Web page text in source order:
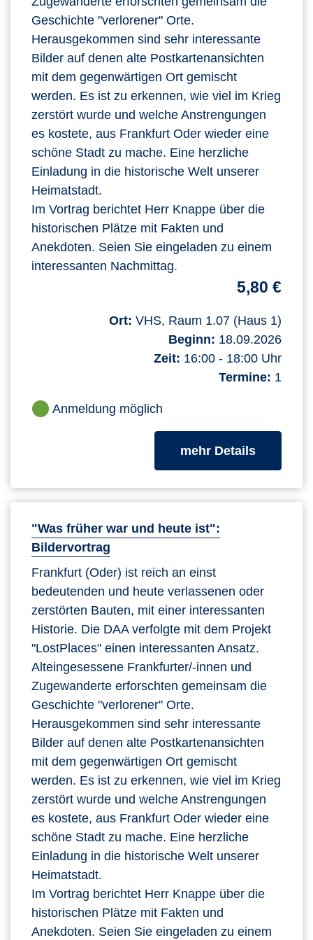
Geschichte "verlorener" Orte.
Herausgekommen sind sehr interessante
Bilder auf denen alte Postkartenansichten
mit dem gegenwärtigen Ort gemischt
werden. Es ist zu erkennen, wie viel im Krieg
zerstört wurde und welche Anstrengungen
es kostete, aus Frankfurt Oder wieder eine
schöne Stadt zu mache. Eine herzliche
Einladung in die historische Welt unserer
Heimatstadt.
Im Vortrag berichtet Herr Knappe über die
historischen Plätze mit Fakten und
Anekdoten. Seien Sie eingeladen zu einem
interessanten Nachmittag.
5,80 €
Ort: VHS, Raum 1.07 (Haus 1)
Beginn: 18.09.2026
Zeit: 16:00 - 18:00 Uhr
Termine: 1
Anmeldung möglich
mehr Detailszum
"Was früher war und heute ist":
Bildervortrag
Frankfurt (Oder) ist reich an einst
bedeutenden und heute verlassenen oder
zerstörten Bauten, mit einer interessanten
Historie. Die DAA verfolgte mit dem Projekt
"LostPlaces" einen interessanten Ansatz.
Alteingesessene Frankfurter/-innen und
Zugewanderte erforschten gemeinsam die
Geschichte "verlorener" Orte.
Herausgekommen sind sehr interessante
Bilder auf denen alte Postkartenansichten
mit dem gegenwärtigen Ort gemischt
werden. Es ist zu erkennen, wie viel im Krieg
zerstört wurde und welche Anstrengungen
es kostete, aus Frankfurt Oder wieder eine
schöne Stadt zu mache. Eine herzliche
Einladung in die historische Welt unserer
Heimatstadt.
Im Vortrag berichtet Herr Knappe über die
historischen Plätze mit Fakten und
Anekdoten. Seien Sie eingeladen zu einem